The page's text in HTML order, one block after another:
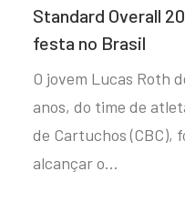
Standard Overall
festa no Brasil
O jovem Lucas Roth
anos, do time de
de Cartuchos (CBC),
alcançar o…